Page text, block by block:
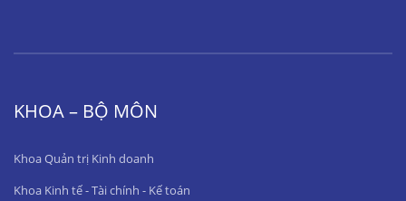
KHOA – BỘ MÔN
Khoa Quản trị Kinh doanh
Khoa Kinh tế - Tài chính - Kế toán